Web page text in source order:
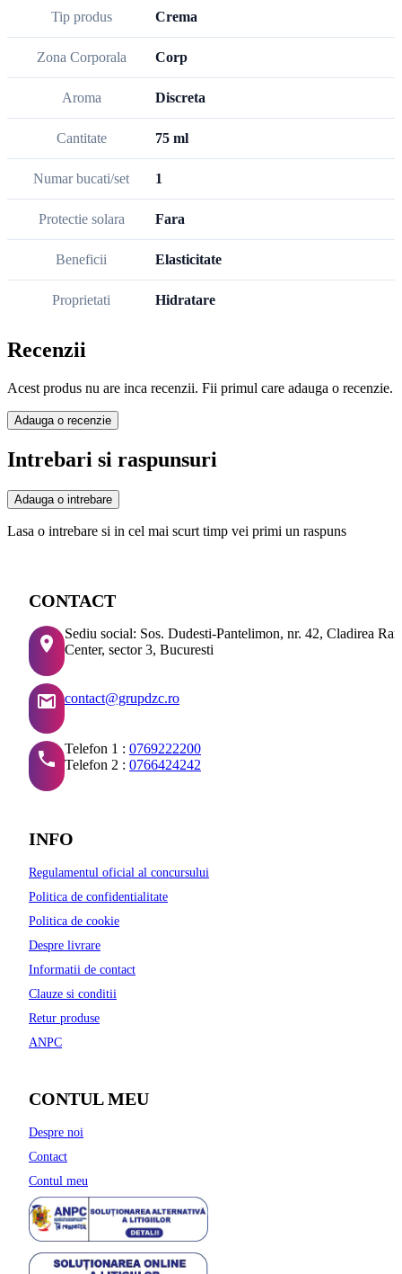
Tip produs Crema
Zona Corporala Corp
Aroma Discreta
Cantitate 75 ml
Numar bucati/set 1
Protectie solara Fara
Beneficii Elasticitate
Proprietati Hidratare
Recenzii
Acest produs nu are inca recenzii. Fii primul care adauga o recenzie.
Adauga o recenzie
Intrebari si raspunsuri
Adauga o intrebare
Lasa o intrebare si in cel mai scurt timp vei primi un raspuns
CONTACT
Sediu social: Sos. Dudesti-Pantelimon, nr. 42, Cladirea
Center, sector 3, Bucuresti
contact@grupdzc.ro
Telefon 1 : 0769222200
Telefon 2 : 0766424242
INFO
Regulamentul oficial al concursului
Politica de confidentialitate
Politica de cookie
Despre livrare
Informatii de contact
Clauze si conditii
Retur produse
ANPC
CONTUL MEU
Despre noi
Contact
Contul meu